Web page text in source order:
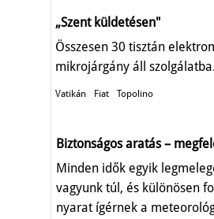
„Szent küldetésen"
Összesen 30 tisztán
mikrojárgány áll szolgálatba.
Vatikán Fiat Topolino
Biztonságos aratás –
Minden idők egyik
vagyunk túl, és különösen
nyarat ígérnek a